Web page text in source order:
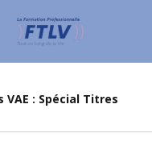
: Spécial Titres